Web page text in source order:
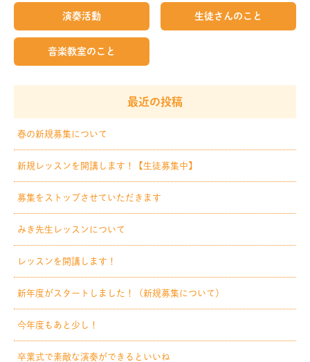
演奏活動 生徒さんのこと
音楽教室のこと
最近の投稿
春の新規募集について
新規レッスンを開講します！【生徒募集中】
募集をストップさせていただきます
みき先生レッスンについて
レッスンを開講します！
新年度がスタートしました！（新規募集について）
今年度もあと少し！
卒業式で素敵な演奏ができるといいね